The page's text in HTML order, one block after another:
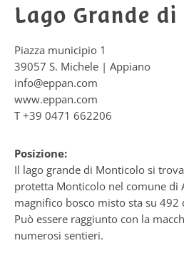
Lago Grande
Piazza municipio 1
39057 S. Michele | Appiano
info@eppan.com
www.eppan.com
T +39 0471 662206
Posizione:
Il lago grande di Monticolo si
protetta Monticolo nel comune di
magnifico bosco misto sta su 492
Può essere raggiunto con la
numerosi sentieri.